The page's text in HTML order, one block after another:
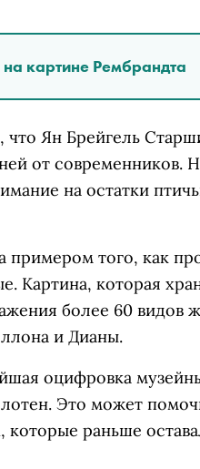
картине Рембрандта
что Ян Брейгель
от современников.
на остатки
примером того, как
Картина, которая
более 60 видов
и Дианы.
оцифровка
Это может
которые раньше